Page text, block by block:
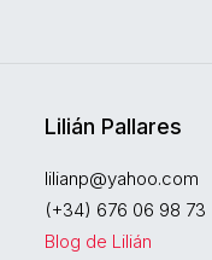
Lilián Pallares
lilianp@yahoo.com
(+34) 676 06 98 73
Blog de Lilián